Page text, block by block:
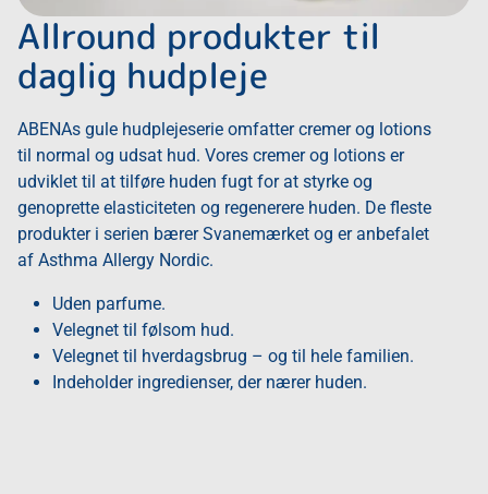
Allround produkter til
daglig hudpleje
ABENAs gule hudplejeserie omfatter cremer og lotions
til normal og udsat hud. Vores cremer og lotions er
udviklet til at tilføre huden fugt for at styrke og
genoprette elasticiteten og regenerere huden. De fleste
produkter i serien bærer Svanemærket og er anbefalet
af Asthma Allergy Nordic.
Uden parfume.
Velegnet til følsom hud.
Velegnet til hverdagsbrug – og til hele familien.
Indeholder ingredienser, der nærer huden.